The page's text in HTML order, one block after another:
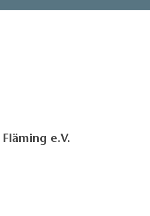
e.V.